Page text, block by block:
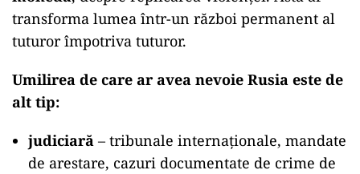
transforma lumea într-un război permanent al
tuturor împotriva tuturor.
Umilirea de care ar avea nevoie Rusia este de
alt tip:
judiciară – tribunale internaționale, mandate
de arestare, cazuri documentate de crime de